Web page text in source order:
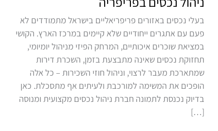
בעלי נכסים באזורים פריפריאליים בישראל מתמודדים לא
פעם עם אתגרים ייחודיים שלא קיימים במרכז הארץ. הקושי
במציאת שוכרים איכותיים, המרחק הפיזי מניהול יומיומי,
תחזוקת נכסים שאינה מתבצעת בזמן, השכרת דירות
שמתארכת מעבר לרצוי, וניהול חוזי השכירות – כל אלה
הופכים את המשימה למורכבת ולעיתים אף מתסכלת. כאן
בדיוק נכנסת לתמונה חברת ניהול נכסים מקצועית ומנוסה
[…]